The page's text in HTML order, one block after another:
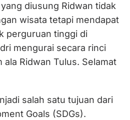
diusung Ridwan tidak
wisata tetapi mendapat
perguruan tinggi di
mengurai secara rinci
Ridwan Tulus. Selamat
salah satu tujuan dari
Goals (SDGs).